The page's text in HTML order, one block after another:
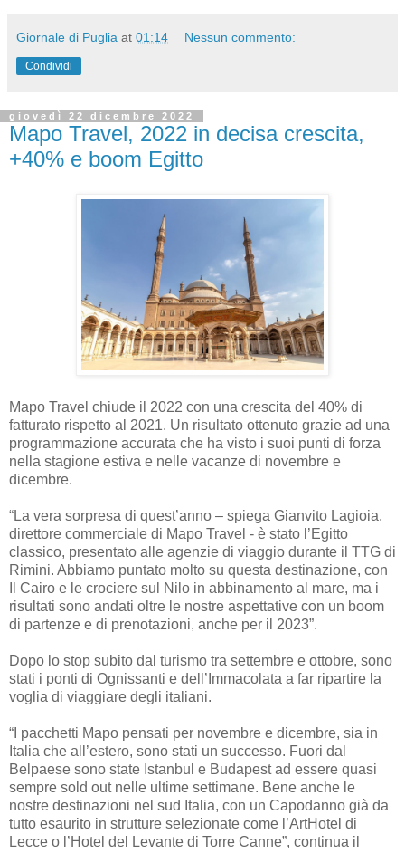
Giornale di Puglia at 01:14 Nessun commento:
Condividi
giovedì 22 dicembre 2022
Mapo Travel, 2022 in decisa crescita,
+40% e boom Egitto
Mapo Travel chiude il 2022 con una crescita del 40% di
fatturato rispetto al 2021. Un risultato ottenuto grazie ad una
programmazione accurata che ha visto i suoi punti di forza
nella stagione estiva e nelle vacanze di novembre e
dicembre.
“La vera sorpresa di quest’anno – spiega Gianvito Lagioia,
direttore commerciale di Mapo Travel - è stato l’Egitto
classico, presentato alle agenzie di viaggio durante il TTG di
Rimini. Abbiamo puntato molto su questa destinazione, con
Il Cairo e le crociere sul Nilo in abbinamento al mare, ma i
risultati sono andati oltre le nostre aspettative con un boom
di partenze e di prenotazioni, anche per il 2023”.
Dopo lo stop subito dal turismo tra settembre e ottobre, sono
stati i ponti di Ognissanti e dell’Immacolata a far ripartire la
voglia di viaggiare degli italiani.
“I pacchetti Mapo pensati per novembre e dicembre, sia in
Italia che all’estero, sono stati un successo. Fuori dal
Belpaese sono state Istanbul e Budapest ad essere quasi
sempre sold out nelle ultime settimane. Bene anche le
nostre destinazioni nel sud Italia, con un Capodanno già da
tutto esaurito in strutture selezionate come l’ArtHotel di
Lecce o l’Hotel del Levante di Torre Canne”, continua il